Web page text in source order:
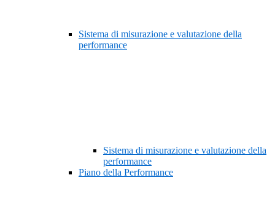
Sistema di misurazione e valutazione della
performance
Sistema di misurazione e valutazione della
performance
Piano della Performance